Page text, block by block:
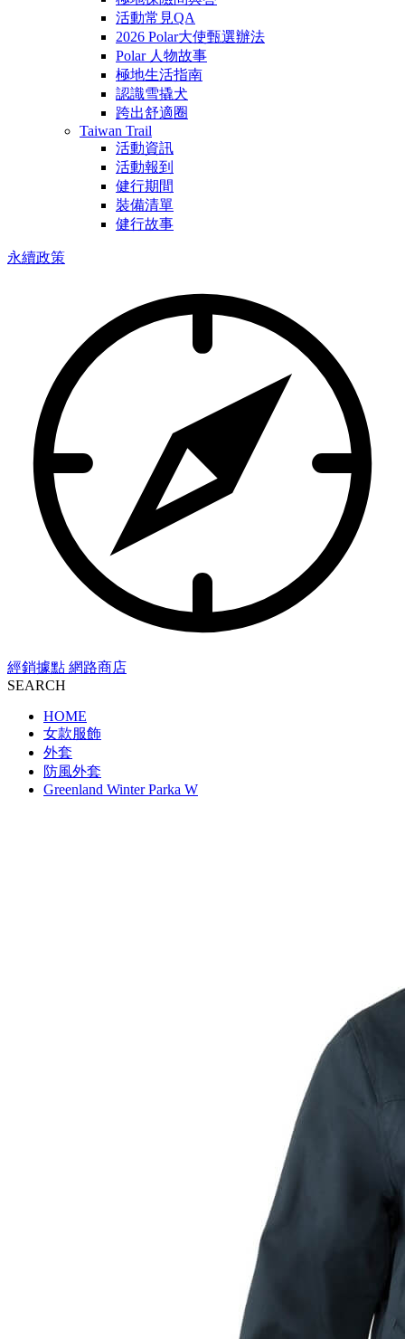
活動常見QA
2026 Polar大使甄選辦法
Polar 人物故事
極地生活指南
認識雪撬犬
跨出舒適圈
Taiwan Trail
活動資訊
活動報到
健行期間
裝備清單
健行故事
永續政策
經銷據點 網路商店
SEARCH
HOME
女款服飾
外套
防風外套
Greenland Winter Parka W